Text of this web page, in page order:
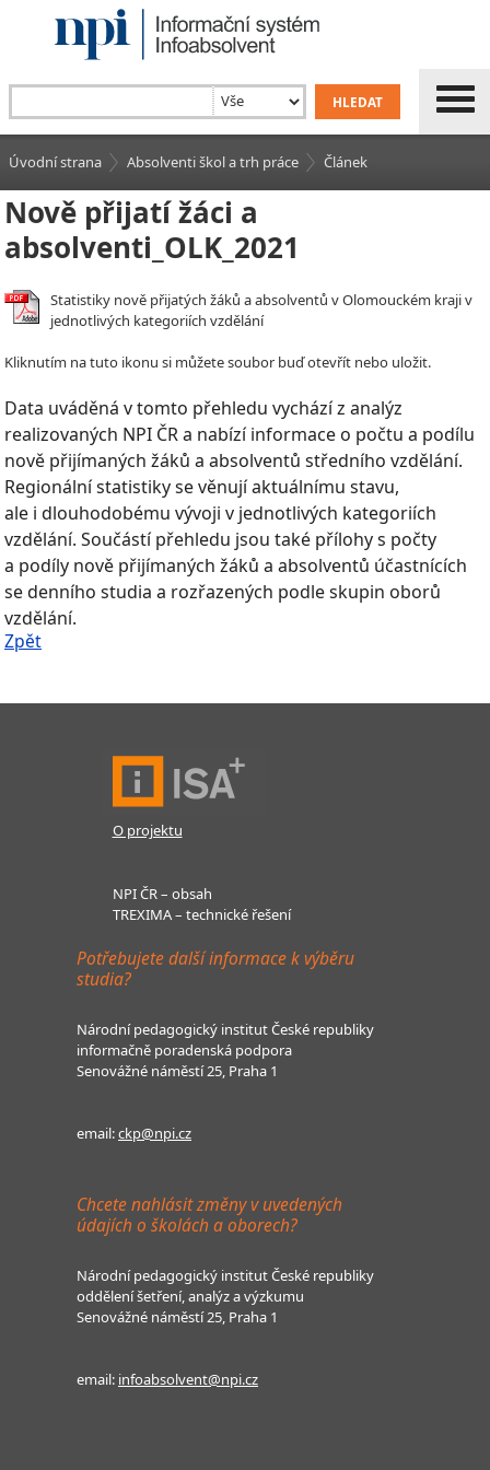
Úvodní strana Absolventi škol a trh práce Článek
Nově přijatí žáci a
absolventi_OLK_2021
Statistiky nově přijatých žáků a absolventů v Olomouckém kraji v
jednotlivých kategoriích vzdělání
Kliknutím na tuto ikonu si můžete soubor buď otevřít nebo uložit.
Data uváděná v tomto přehledu vychází z analýz
realizovaných NPI ČR a nabízí informace o počtu a podílu
nově přijímaných žáků a absolventů středního vzdělání.
Regionální statistiky se věnují aktuálnímu stavu,
ale i dlouhodobému vývoji v jednotlivých kategoriích
vzdělání. Součástí přehledu jsou také přílohy s počty
a podíly nově přijímaných žáků a absolventů účastnících
se denního studia a rozřazených podle skupin oborů
vzdělání.
Zpět
O projektu
NPI ČR – obsah
TREXIMA – technické řešení
Potřebujete další informace k výběru
studia?
Národní pedagogický institut České republiky
informačně poradenská podpora
Senovážné náměstí 25, Praha 1
email:ckp@npi.cz
Chcete nahlásit změny v uvedených
údajích o školách a oborech?
Národní pedagogický institut České republiky
oddělení šetření, analýz a výzkumu
Senovážné náměstí 25, Praha 1
email: infoabsolvent@npi.cz